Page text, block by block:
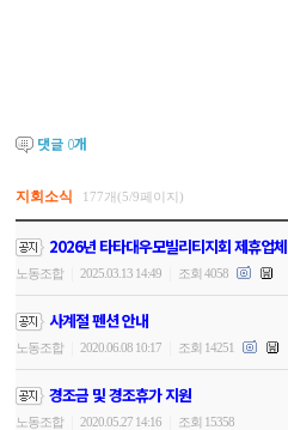
댓글 0개
지회소식 177개(5/9페이지)
2026년 타타대우모빌리티지회 제휴업체
노동조합 2025.03.13 14:49 조회 4058
사계절 펜션 안내
노동조합 2020.06.08 10:17 조회 14251
경조금 및 경조휴가 지원
노동조합 2020.05.27 14:16 조회 15358